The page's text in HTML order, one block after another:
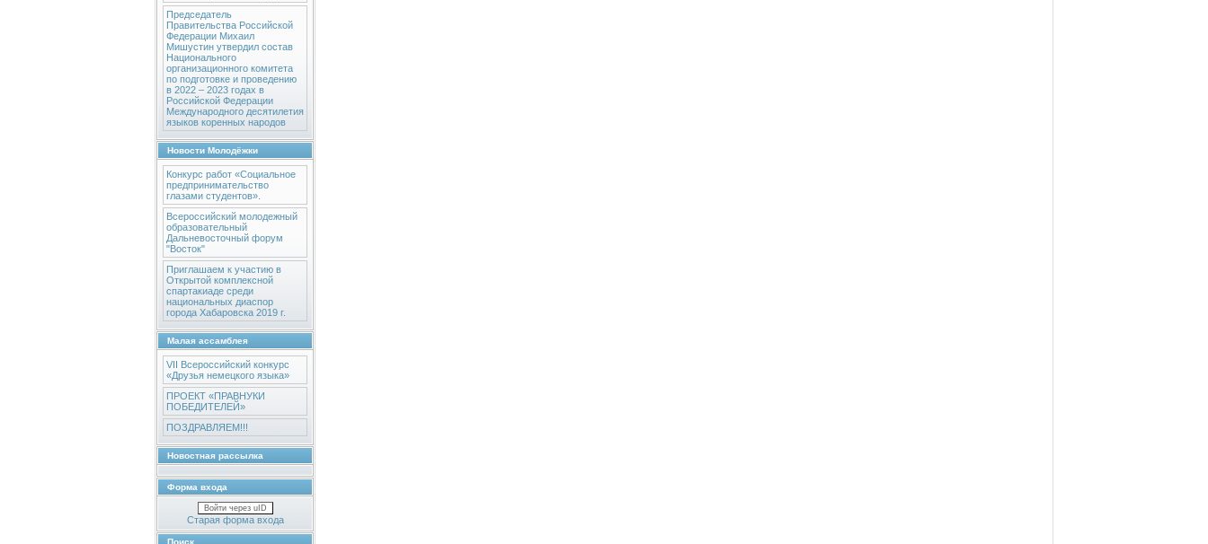
Председатель
Правительства Российской
Федерации Михаил
Мишустин утвердил состав
Национального
организационного комитета
по подготовке и проведению
в 2022 – 2023 годах в
Российской Федерации
Международного десятилетия
языков коренных народов
Новости Молодёжки
Конкурс работ «Социальное
предпринимательство
глазами студентов».
Всероссийский молодежный
образовательный
Дальневосточный форум
"Восток"
Приглашаем к участию в
Открытой комплексной
спартакиаде среди
национальных диаспор
города Хабаровска 2019 г.
Малая ассамблея
VII Всероссийский конкурс
«Друзья немецкого языка»
ПРОЕКТ «ПРАВНУКИ
ПОБЕДИТЕЛЕЙ»
ПОЗДРАВЛЯЕМ!!!
Новостная рассылка
Форма входа
Войти через uID
Старая форма входа
Поиск